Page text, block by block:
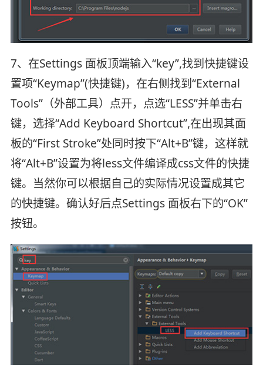
7、在Settings 面板顶端输入“key”,找到快捷键设
置项“Keymap”(快捷键)，在右侧找到“External
Tools”（外部工具）点开，点选“LESS”并单击右
键，选择“Add Keyboard Shortcut”,在出现其面
板的“First Stroke”处同时按下“Alt+B”键，这样就
将“Alt+B”设置为将less文件编译成css文件的快捷
键。当然你可以根据自己的实际情况设置成其它
的快捷键。确认好后点Settings 面板右下的“OK”
按钮。